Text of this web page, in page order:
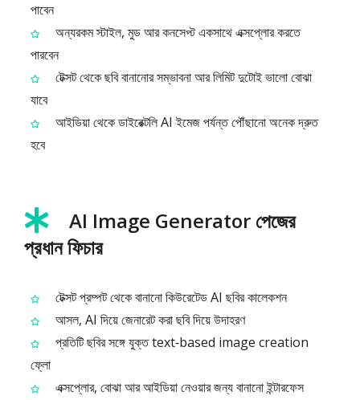
পাবেন
অন্যরকম স্টাইল, মুড আর কনসেপ্ট একসাথে এক্সপ্লোর করতে
পারবেন
টেক্সট থেকে ছবি বানানোর সম্ভাবনা আর লিমিট দুটোই ভালো বোঝা
যাবে
আইডিয়া থেকে ডাইরেক্টলি AI ইমেজ পর্যন্ত পৌঁছানো অনেক দ্রুত
হবে
AI Image Generator পেজের
প্রধান ফিচার
টেক্সট প্রম্পট থেকে বানানো কিউরেটেড AI ছবির কালেকশন
আসল, AI দিয়ে জেনারেট করা ছবি দিয়ে উদাহরণ
প্রতিটি ছবির সঙ্গে যুক্ত text‑based image creation
ফ্লো
এক্সপ্লোর, বোঝা আর আইডিয়া নেওয়ার জন্য বানানো ইন্টারফেস